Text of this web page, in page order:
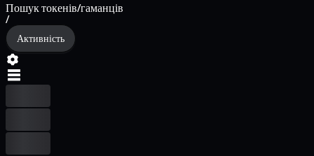
Пошук токенів/гаманців
/
Активність